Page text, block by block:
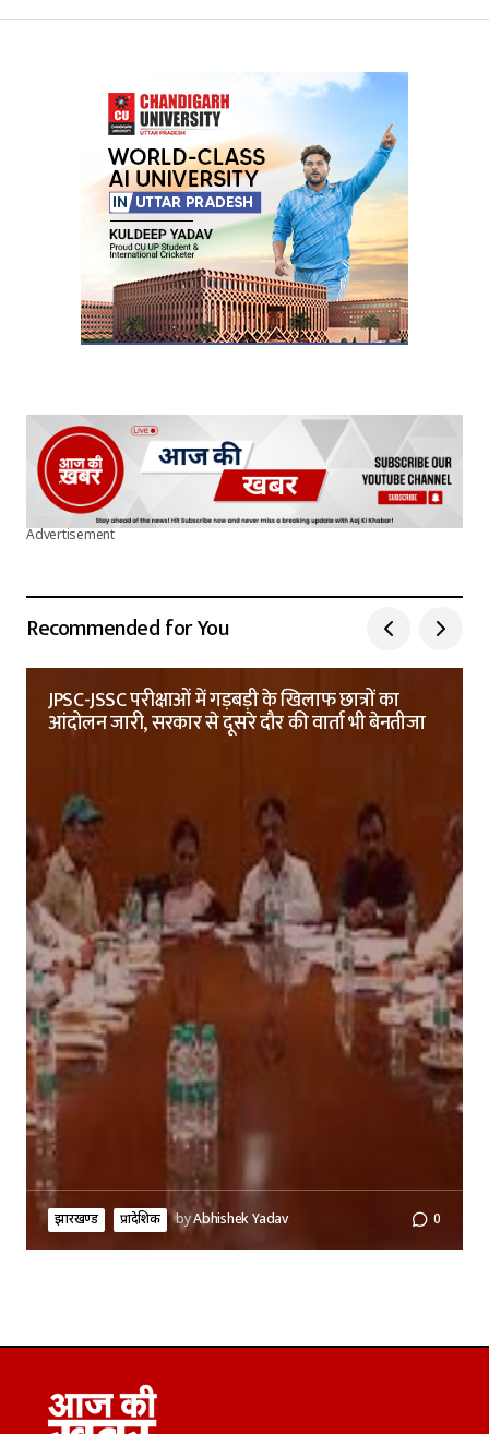
Advertisement
Recommended for You
JPSC-JSSC परीक्षाओं में गड़बड़ी के खिलाफ छात्रों का
आंदोलन जारी, सरकार से दूसरे दौर की वार्ता भी बेनतीजा
झारखण्ड प्रादेशिक byAbhishek Yadav 0